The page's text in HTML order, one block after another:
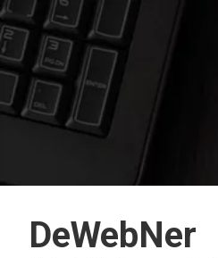
Aller
au
contenu
DeWebNer